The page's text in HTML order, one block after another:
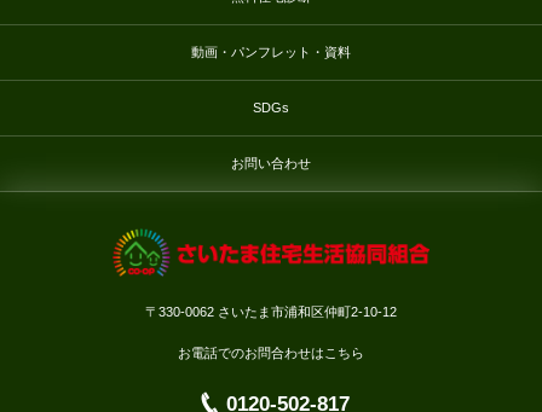
動画・パンフレット・資料
SDGs
お問い合わせ
〒330-0062 さいたま市浦和区仲町2-10-12
お電話でのお問合わせはこちら
0120-502-817